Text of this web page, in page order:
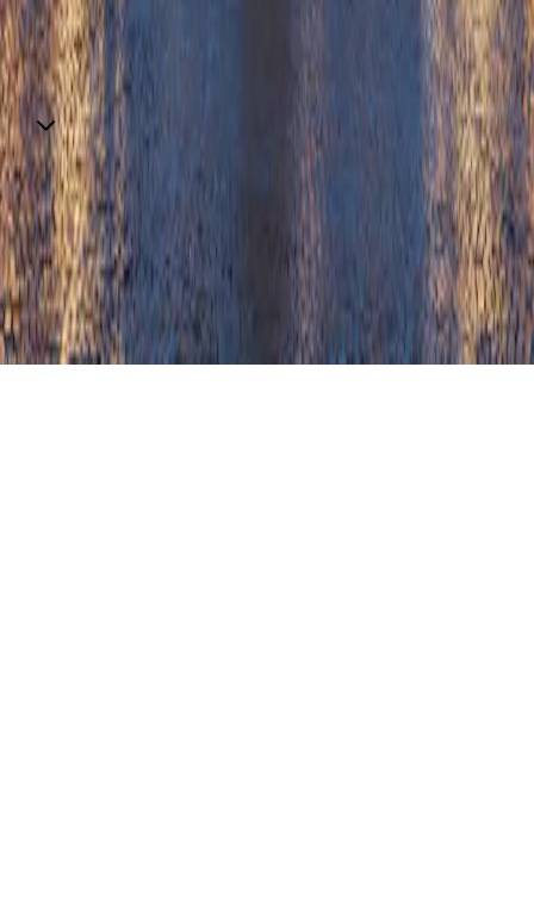
Contatti
Via Torino 160-162 – 10036
Settimo Torinese (TO),
Italia Tel. +39 011
19234780info@torinooutletvillage.com
Contatti
Iscriviti alla newsletter
© 2025 Torino Fashion Village Srl - Corso Matteotti, 10,
Milano (MI), 20121 - P. IVA 05481690484 - Iscritta R.E.A.
di Milano al n. 1951643 - Capitale sociale: Euro 30.000 i.v.